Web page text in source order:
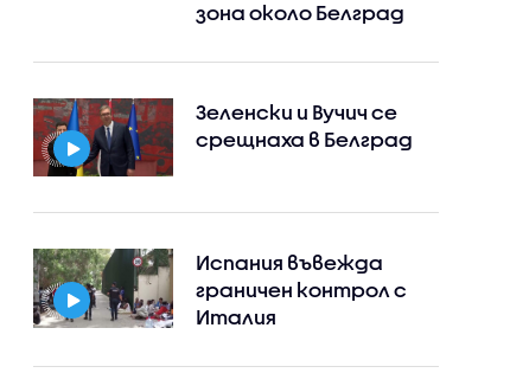
зона около Белград
Зеленски и Вучич се
срещнаха в Белград
Испания въвежда
граничен контрол с
Италия